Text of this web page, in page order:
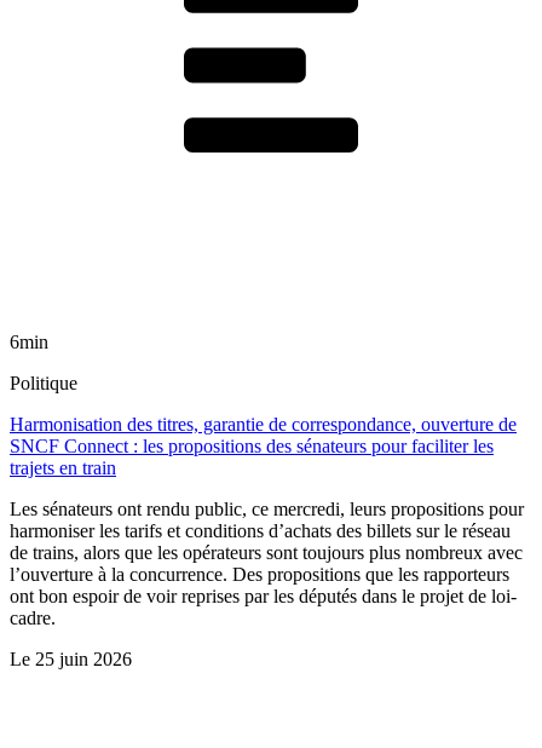
6min
Politique
Harmonisation des titres, garantie de correspondance, ouverture de
SNCF Connect : les propositions des sénateurs pour faciliter les
trajets en train
Les sénateurs ont rendu public, ce mercredi, leurs propositions pour
harmoniser les tarifs et conditions d’achats des billets sur le réseau
de trains, alors que les opérateurs sont toujours plus nombreux avec
l’ouverture à la concurrence. Des propositions que les rapporteurs
ont bon espoir de voir reprises par les députés dans le projet de loi-
cadre.
Le 25 juin 2026